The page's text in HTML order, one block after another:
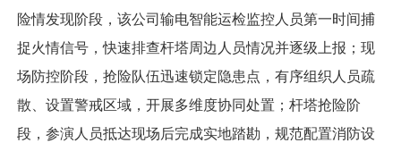
险情发现阶段，该公司输电智能运检监控人员第一时间捕
捉火情信号，快速排查杆塔周边人员情况并逐级上报；现
场防控阶段，抢险队伍迅速锁定隐患点，有序组织人员疏
散、设置警戒区域，开展多维度协同处置；杆塔抢险阶
段，参演人员抵达现场后完成实地踏勘，规范配置消防设